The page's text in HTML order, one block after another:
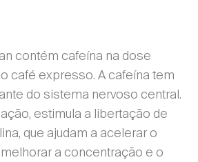
contém cafeína na dose
café expresso. A cafeína tem
do sistema nervoso central.
estimula a libertação de
que ajudam a acelerar o
a concentração e o